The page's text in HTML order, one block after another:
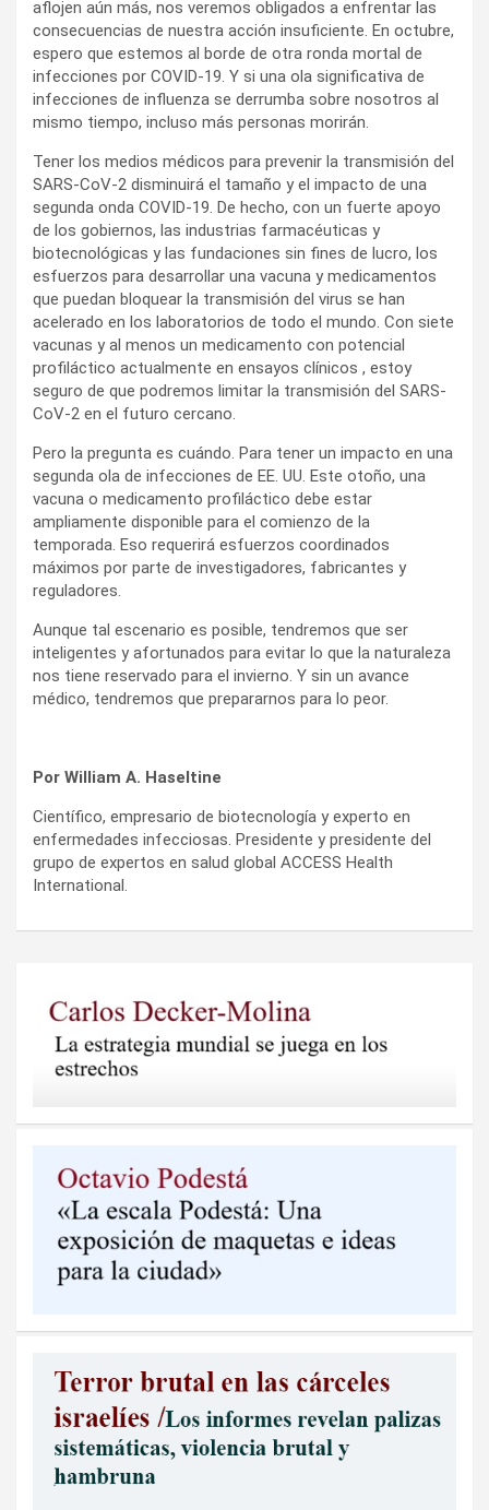
aflojen aún más, nos veremos obligados a enfrentar las
consecuencias de nuestra acción insuficiente. En octubre,
espero que estemos al borde de otra ronda mortal de
infecciones por COVID-19. Y si una ola significativa de
infecciones de influenza se derrumba sobre nosotros al
mismo tiempo, incluso más personas morirán.
Tener los medios médicos para prevenir la transmisión del
SARS-CoV-2 disminuirá el tamaño y el impacto de una
segunda onda COVID-19. De hecho, con un fuerte apoyo
de los gobiernos, las industrias farmacéuticas y
biotecnológicas y las fundaciones sin fines de lucro, los
esfuerzos para desarrollar una vacuna y medicamentos
que puedan bloquear la transmisión del virus se han
acelerado en los laboratorios de todo el mundo. Con siete
vacunas y al menos un medicamento con potencial
profiláctico actualmente en ensayos clínicos , estoy
seguro de que podremos limitar la transmisión del SARS-
CoV-2 en el futuro cercano.
Pero la pregunta es cuándo. Para tener un impacto en una
segunda ola de infecciones de EE. UU. Este otoño, una
vacuna o medicamento profiláctico debe estar
ampliamente disponible para el comienzo de la
temporada. Eso requerirá esfuerzos coordinados
máximos por parte de investigadores, fabricantes y
reguladores.
Aunque tal escenario es posible, tendremos que ser
inteligentes y afortunados para evitar lo que la naturaleza
nos tiene reservado para el invierno. Y sin un avance
médico, tendremos que prepararnos para lo peor.
Por William A. Haseltine
Científico, empresario de biotecnología y experto en
enfermedades infecciosas. Presidente y presidente del
grupo de expertos en salud global ACCESS Health
International.